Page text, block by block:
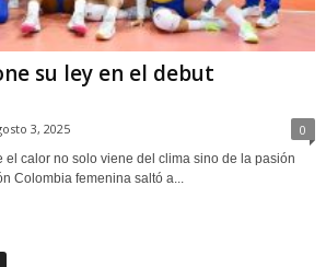
su ley en el debut
3, 2025 0
el calor no solo viene del clima sino de la pasión
Colombia femenina saltó a...